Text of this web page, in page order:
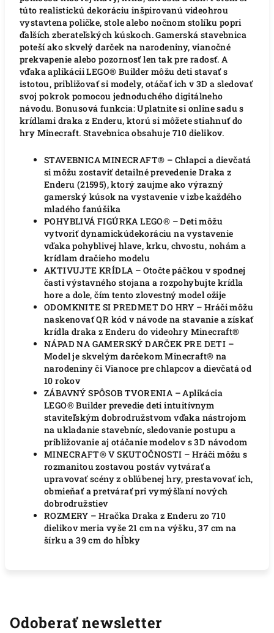
túto realistickú dekoráciu inšpirovanú videohrou
vystavtena poličke, stole alebo nočnom stolíku popri
ďalších zberateľských kúskoch. Gamerská stavebnica
poteší ako skvelý darček na narodeniny, vianočné
prekvapenie alebo pozornosť len tak pre radosť. A
vďaka aplikácii LEGO® Builder môžu deti stavať s
istotou, približovať si modely, otáčať ich v 3D a sledovať
svoj pokrok pomocou jednoduchého digitálneho
návodu. Bonusová funkcia: Uplatnite si online sadu s
krídlami draka z Enderu, ktorú si môžete stiahnuť do
hry Minecraft. Stavebnica obsahuje 710 dielikov.
STAVEBNICA MINECRAFT® – Chlapci a dievčatá
si môžu zostaviť detailné prevedenie Draka z
Enderu (21595), ktorý zaujme ako výrazný
gamerský kúsok na vystavenie v izbe každého
mladého fanúšika
POHYBLIVÁ FIGÚRKA LEGO® – Deti môžu
vytvoriť dynamickúdekoráciu na vystavenie
vďaka pohyblivej hlave, krku, chvostu, nohám a
krídlam dračieho modelu
AKTIVUJTE KRÍDLA – Otočte páčkou v spodnej
časti výstavného stojana a rozpohybujte krídla
hore a dole, čím tento zlovestný model ožije
ODOMKNITE SI PREDMET DO HRY – Hráči môžu
naskenovať QR kód v návode na stavanie a získať
krídla draka z Enderu do videohry Minecraft®
NÁPAD NA GAMERSKÝ DARČEK PRE DETI –
Model je skvelým darčekom Minecraft® na
narodeniny či Vianoce pre chlapcov a dievčatá od
10 rokov
ZÁBAVNÝ SPÔSOB TVORENIA – Aplikácia
LEGO® Builder prevedie deti intuitívnym
staviteľským dobrodružstvom vďaka nástrojom
na ukladanie stavebníc, sledovanie postupu a
približovanie aj otáčanie modelov s 3D návodom
MINECRAFT® V SKUTOČNOSTI – Hráči môžu s
rozmanitou zostavou postáv vytvárať a
upravovať scény z obľúbenej hry, prestavovať ich,
obmieňať a pretvárať pri vymýšľaní nových
dobrodružstiev
ROZMERY – Hračka Draka z Enderu zo 710
dielikov meria vyše 21 cm na výšku, 37 cm na
šírku a 39 cm do hĺbky
Odoberať newsletter